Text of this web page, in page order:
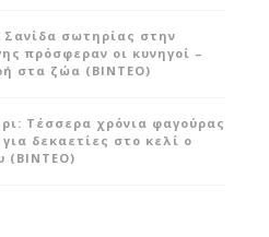
σωτηρίας στην
πρόσφεραν οι κυνηγοί –
στα ζώα (ΒΙΝΤΕΟ)
Τέσσερα χρόνια φαγούρας
δεκαετίες στο κελί ο
(ΒΙΝΤΕΟ)